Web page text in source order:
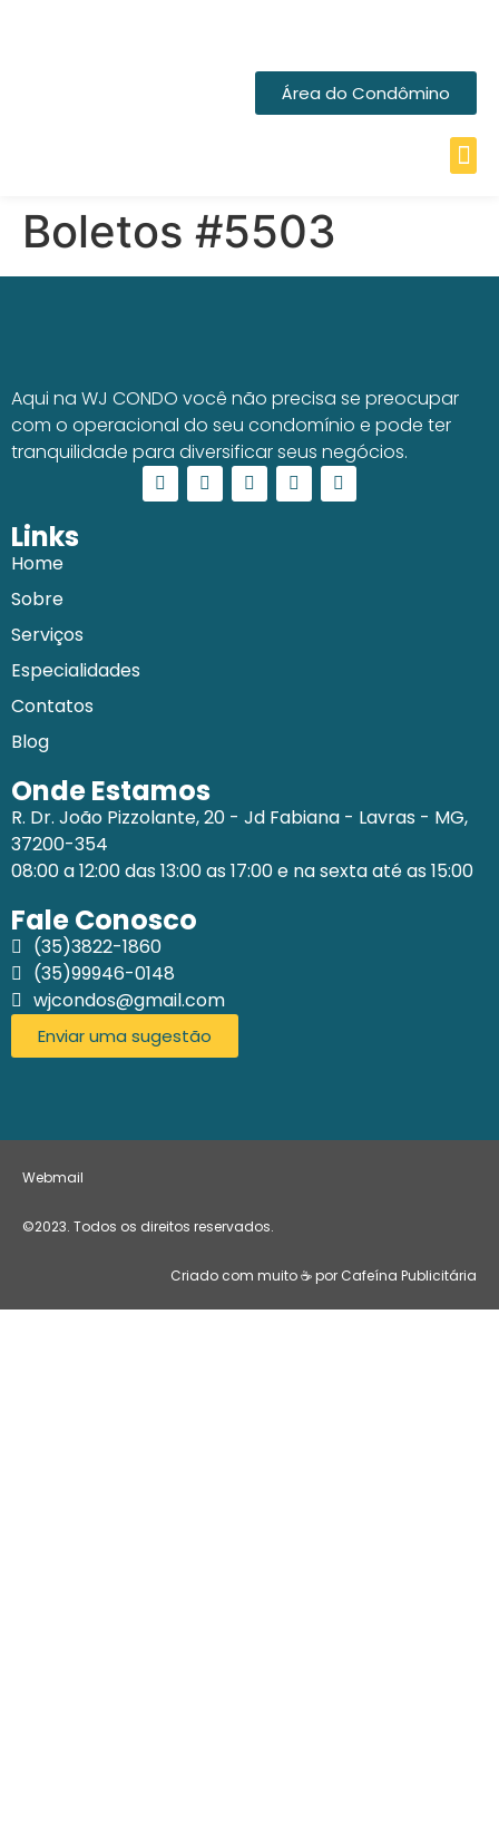
Área do Condômino
Boletos #5503
Aqui na WJ CONDO você não precisa se preocupar
com o operacional do seu condomínio e pode ter
tranquilidade para diversificar seus negócios.
Links
Home
Sobre
Serviços
Especialidades
Contatos
Blog
Onde Estamos
R. Dr. João Pizzolante, 20 - Jd Fabiana - Lavras - MG,
37200-354
08:00 a 12:00 das 13:00 as 17:00 e na sexta até as 15:00
Fale Conosco
(35)3822-1860
(35)99946-0148
wjcondos@gmail.com
Enviar uma sugestão
Webmail
©2023. Todos os direitos reservados.
Criado com muito ☕ por Cafeína Publicitária